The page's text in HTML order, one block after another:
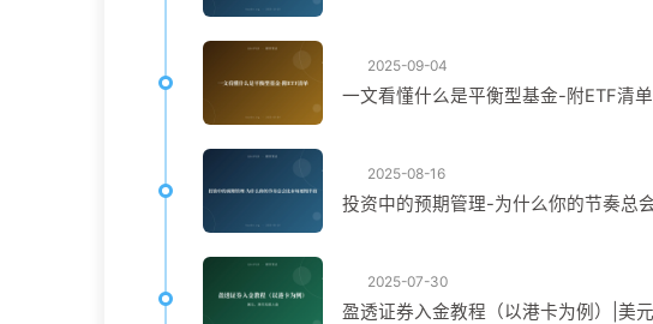
2025-09-04
一文看懂什么是平衡型基金-附ETF清单
2025-08-16
投资中的预期管理-为什么你的节奏总
2025-07-30
盈透证券入金教程（以港卡为例）|美